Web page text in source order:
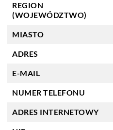
REGION
(WOJEWÓDZTWO)
MIASTO
ADRES
E-MAIL
NUMER TELEFONU
ADRES INTERNETOWY